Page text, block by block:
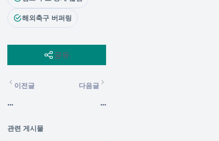
해외축구 버퍼링
공유
이전글
...
다음글
...
관련 게시물